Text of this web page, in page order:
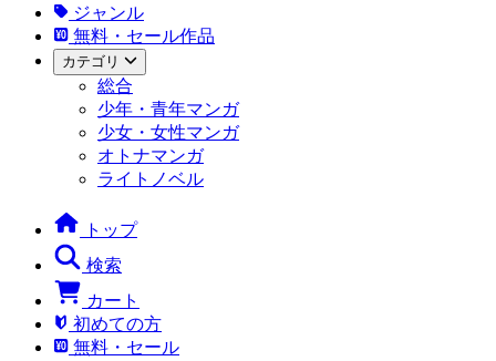
ジャンル
無料・セール作品
カテゴリ
総合
少年・青年マンガ
少女・女性マンガ
オトナマンガ
ライトノベル
トップ
検索
カート
初めての方
無料・セール